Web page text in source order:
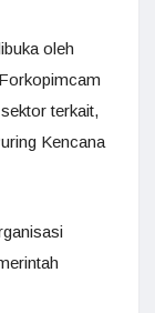
oleh
terkait,
Kencana